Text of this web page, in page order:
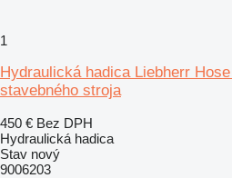
1
Hydraulická hadica Liebherr
stavebného stroja
450 € Bez DPH
Hydraulická hadica
Stav nový
9006203